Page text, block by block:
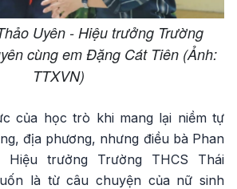
Uyên - Hiệu trưởng Trường
cùng em Đặng Cát Tiên (Ảnh:
TTXVN)
của học trò khi mang lại niềm tự
địa phương, nhưng điều bà Phan
Hiệu trưởng Trường THCS Thái
là từ câu chuyện của nữ sinh